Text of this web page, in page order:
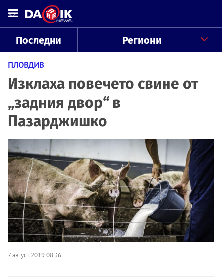
Последни Региони
ПЛОВДИВ
Изклаха повечето свине от
„задния двор“ в
Пазарджишко
7 август 2019 08:36